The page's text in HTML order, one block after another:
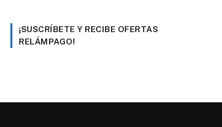
¡SUSCRÍBETE Y RECIBE OFERTAS
RELÁMPAGO!